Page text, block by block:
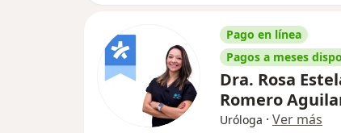
Pago en línea
Pagos a meses
Dra. Rosa
Romero
Uróloga · Ver más